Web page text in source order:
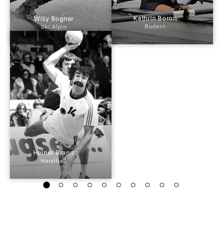
Willy Bogner
Ski Alpin
Kathrin Boron
Rudern
Heiner Brand
Handball